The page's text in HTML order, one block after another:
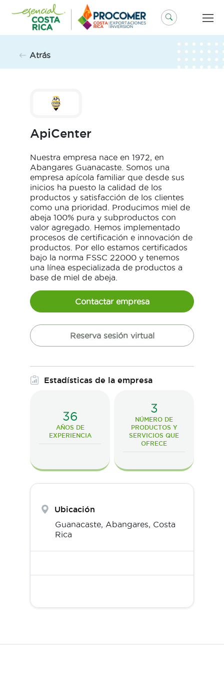
contenido
Atrás
ApiCenter
Nuestra empresa nace en 1972, en
Abangares Guanacaste. Somos una
empresa apícola familiar que desde sus
inicios ha puesto la calidad de los
productos y satisfacción de los clientes
como una prioridad. Producimos miel de
abeja 100% pura y subproductos con
valor agregado. Hemos implementado
procesos de certificación e innovación de
productos. Por ello estamos certificados
bajo la norma FSSC 22000 y tenemos
una línea especializada de productos a
base de miel de abeja.
Contactar empresa
Reserva sesión virtual
Estadísticas de la empresa
36
AÑOS DE
EXPERIENCIA
3
NÚMERO DE
PRODUCTOS Y
SERVICIOS QUE
OFRECE
Ubicación
Guanacaste, Abangares, Costa
Rica